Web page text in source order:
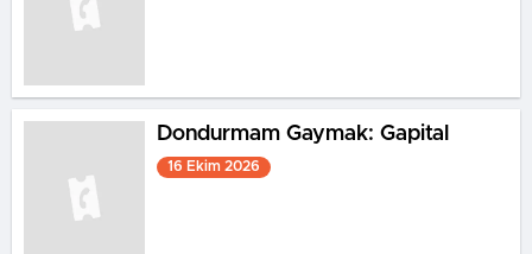
Dondurmam Gaymak: Gapital
16 Ekim 2026